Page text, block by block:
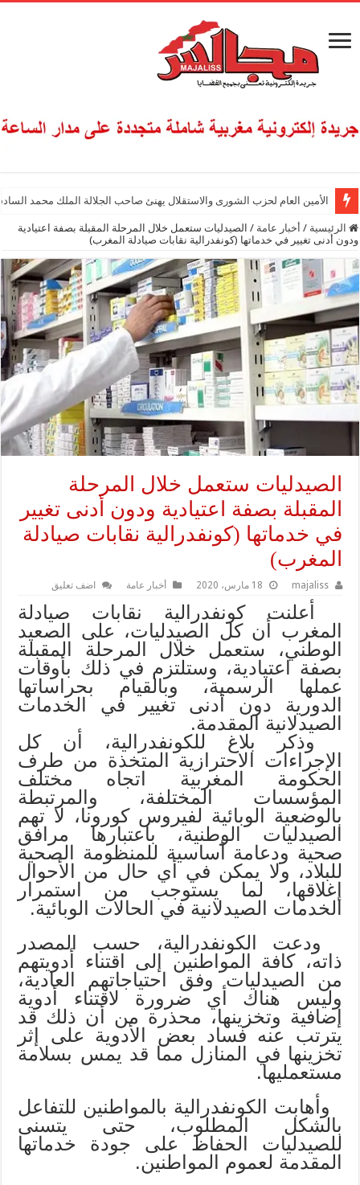
الأمين العام لحزب الشورى والاستقلال يهنئ صاحب الجلالة الملك محمد
الرئيسية / أخبار عامة / الصيدليات ستعمل خلال المرحلة المقبلة بصفة اعتيادية
ودون أدنى تغيير في خدماتها (كونفدرالية نقابات صيادلة المغرب)
الصيدليات ستعمل خلال المرحلة
المقبلة بصفة اعتيادية ودون أدنى تغيير
في خدماتها (كونفدرالية نقابات صيادلة
المغرب)
majaliss 18 مارس، 2020 أخبار عامة اضف تعليق
أعلنت كونفدرالية نقابات صيادلة
المغرب أن كل الصيدليات، على الصعيد
الوطني، ستعمل خلال المرحلة المقبلة
بصفة اعتيادية، وستلتزم في ذلك بأوقات
عملها الرسمية، وبالقيام بحراساتها
الدورية دون أدنى تغيير في الخدمات
الصيدلانية المقدمة.
وذكر بلاغ للكونفدرالية، أن كل
الإجراءات الاحترازية المتخذة من طرف
الحكومة المغربية اتجاه مختلف
المؤسسات المختلفة، والمرتبطة
بالوضعية الوبائية لفيروس كورونا، لا تهم
الصيدليات الوطنية، باعتبارها مرافق
صحية ودعامة أساسية للمنظومة الصحية
للبلاد، ولا يمكن في أي حال من الأحوال
إغلاقها، لما يستوجب من استمرار
الخدمات الصيدلانية في الحالات الوبائية.
ودعت الكونفدرالية، حسب المصدر
ذاته، كافة المواطنين إلى اقتناء أدويتهم
من الصيدليات وفق احتياجاتهم العادية،
وليس هناك أي ضرورة لاقتناء أدوية
إضافية وتخزينها، محذرة من أن ذلك قد
يترتب عنه فساد بعض الأدوية على إثر
تخزينها في المنازل مما قد يمس بسلامة
مستعمليها.
وأهابت الكونفدرالية بالمواطنين للتفاعل
بالشكل المطلوب، حتى يتسنى
للصيدليات الحفاظ على جودة خدماتها
المقدمة لعموم المواطنين.